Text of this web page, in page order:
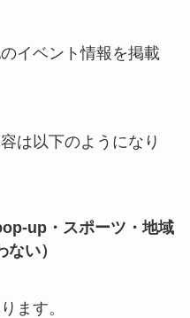
イベント情報を掲載
は以下のようになり
up・スポーツ・地域
い）
ます。